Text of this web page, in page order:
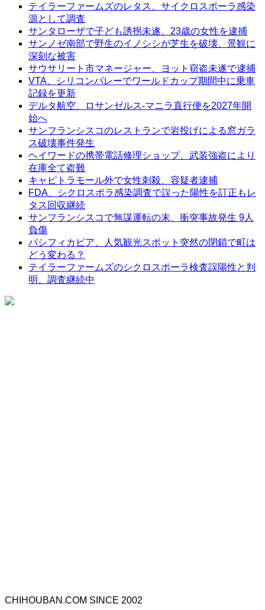
テイラーファームズのレタス、サイクロスポーラ感染
源として調査
サンタローザで子ども誘拐未遂、23歳の女性を逮捕
サンノゼ南部で野生のイノシシが芝生を破壊、景観に
深刻な被害
サウサリート市マネージャー、ヨット窃盗未遂で逮捕
VTA、シリコンバレーでワールドカップ期間中に乗車
記録を更新
デルタ航空、ロサンゼルス-マニラ直行便を2027年開
始へ
サンフランシスコのレストランで岩投げによる窓ガラ
ス破壊事件発生
ヘイワードの携帯電話修理ショップ、武装強盗により
在庫全て盗難
キャピトラモール外で女性刺殺、容疑者逮捕
FDA、シクロスポラ感染調査で誤った陽性を訂正もレ
タス回収継続
サンフランシスコで無謀運転の末、衝突事故発生 9人
負傷
パシフィカピア、人気観光スポット突然の閉鎖で町は
どう変わる？
テイラーファームズのシクロスポーラ検査誤陽性と判
明、調査継続中
CHIHOUBAN.COM SINCE 2002